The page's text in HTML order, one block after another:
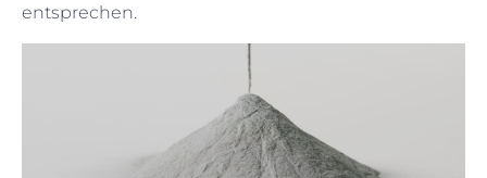
entsprechen.